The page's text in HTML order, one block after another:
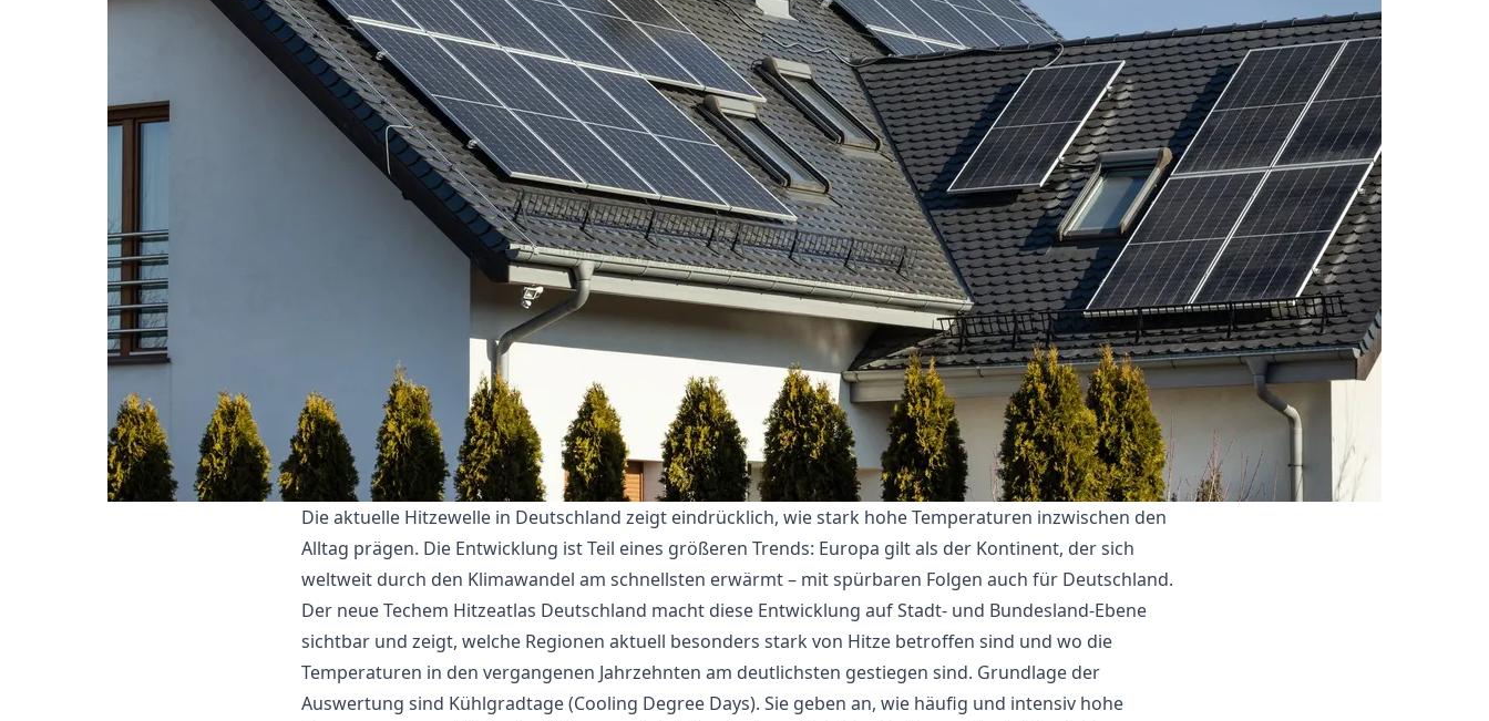
Die aktuelle Hitzewelle in Deutschland zeigt eindrücklich, wie stark hohe Temperaturen inzwischen den
Alltag prägen. Die Entwicklung ist Teil eines größeren Trends: Europa gilt als der Kontinent, der sich
weltweit durch den Klimawandel am schnellsten erwärmt – mit spürbaren Folgen auch für Deutschland.
Der neue Techem Hitzeatlas Deutschland macht diese Entwicklung auf Stadt- und Bundesland-Ebene
sichtbar und zeigt, welche Regionen aktuell besonders stark von Hitze betroffen sind und wo die
Temperaturen in den vergangenen Jahrzehnten am deutlichsten gestiegen sind. Grundlage der
Auswertung sind Kühlgradtage (Cooling Degree Days). Sie geben an, wie häufig und intensiv hohe